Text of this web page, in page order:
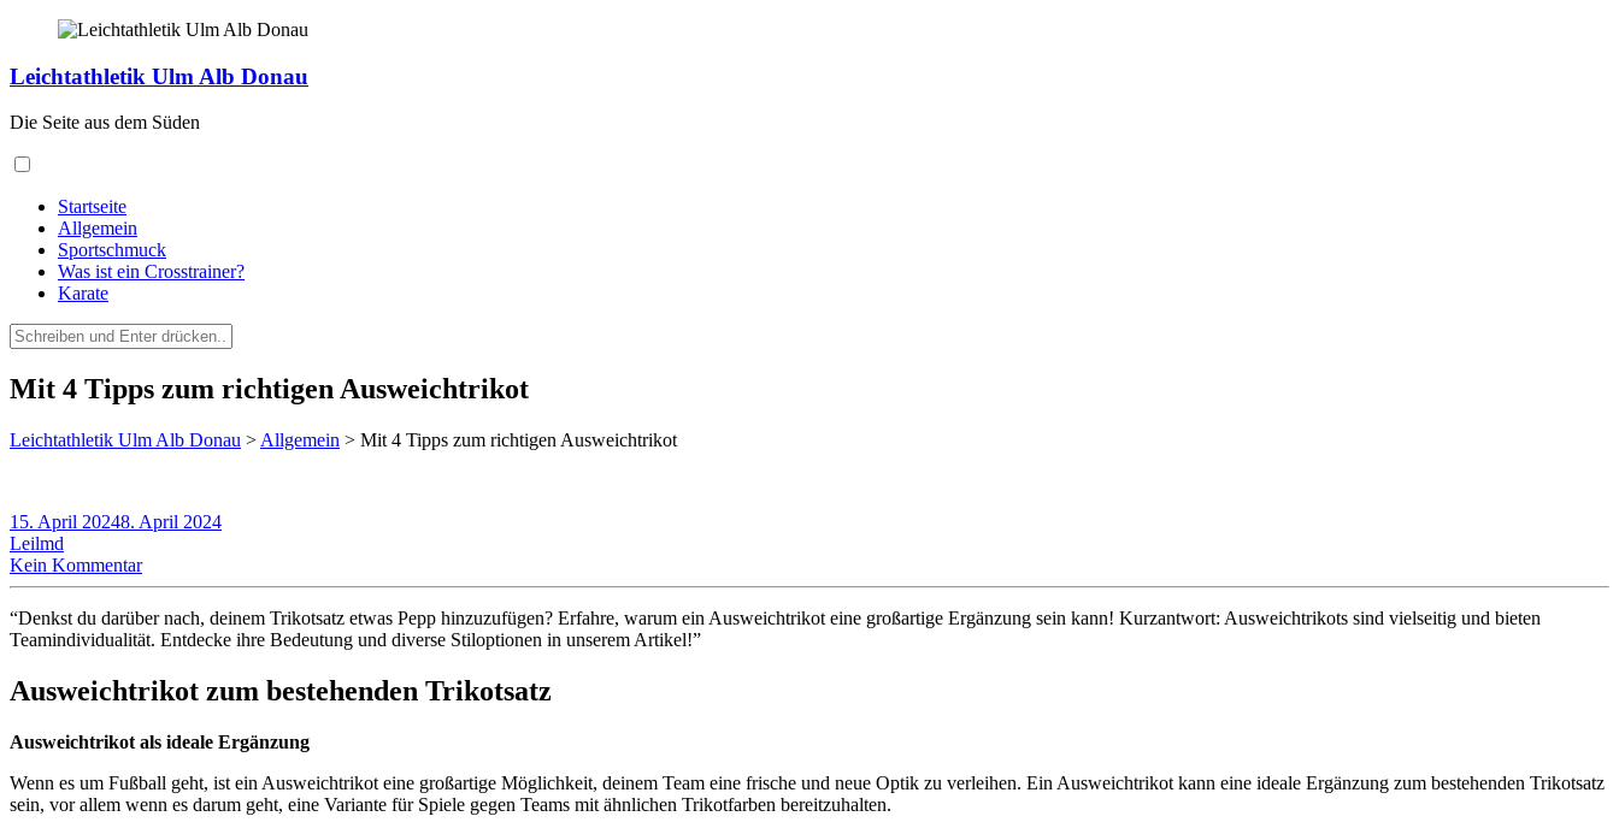
springen
Leichtathletik Ulm Alb Donau
Die Seite aus dem Süden
Startseite
Allgemein
Sportschmuck
Was ist ein Crosstrainer?
Karate
Suchen
nach:
Mit 4 Tipps zum richtigen Ausweichtrikot
Leichtathletik Ulm Alb Donau > Allgemein > Mit 4 Tipps zum richtigen Ausweichtrikot
15. April 20248. April 2024
Leilmd
Kein Kommentar
“Denkst du darüber nach, deinem Trikotsatz etwas Pepp hinzuzufügen? Erfahre, warum ein Ausweichtrikot eine großartige Ergänzung sein kann! Kurzantwort: Ausweichtrikots sind vielseitig und bieten
Teamindividualität. Entdecke ihre Bedeutung und diverse Stiloptionen in unserem Artikel!”
Ausweichtrikot zum bestehenden Trikotsatz
Ausweichtrikot als ideale Ergänzung
Wenn es um Fußball geht, ist ein Ausweichtrikot eine großartige Möglichkeit, deinem Team eine frische und neue Optik zu verleihen. Ein Ausweichtrikot kann eine ideale Ergänzung zum bestehenden Trikotsatz
sein, vor allem wenn es darum geht, eine Variante für Spiele gegen Teams mit ähnlichen Trikotfarben bereitzuhalten.